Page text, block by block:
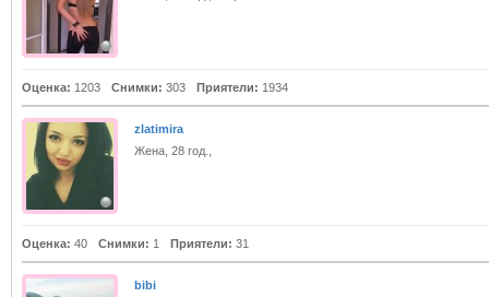
Оценка: 1203 Снимки: 303 Приятели: 1934
zlatimira
Жена, 28 год.,
Оценка: 40 Снимки: 1 Приятели: 31
bibi